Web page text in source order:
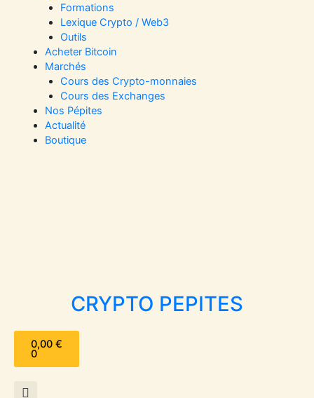
Formations
Lexique Crypto / Web3
Outils
Acheter Bitcoin
Marchés
Cours des Crypto-monnaies
Cours des Exchanges
Nos Pépites
Actualité
Boutique
CRYPTO PEPITES
0,00 €
0
Panier